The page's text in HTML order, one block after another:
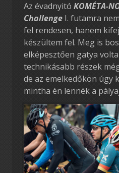
Az évadnyitó KOMÉTA-
ChallengeI. futamra
fel rendesen, hanem
készültem fel. Meg is
elképesztően gatya
technikásabb részek
de az emelkedőkön úgy
mintha én lennék a